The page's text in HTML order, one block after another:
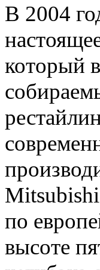
В 2004
который
по
высоте